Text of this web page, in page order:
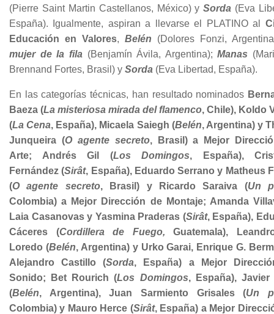
(Pierre Saint Martin Castellanos, México) ySorda (Eva
España). Igualmente, aspiran a llevarse el PLATINO al
Educación en Valores, Belén (Dolores Fonzi,
mujer de la fila (Benjamín Ávila, Argentina);Manas
Brennand Fortes, Brasil) y Sorda (Eva Libertad, España).
En las categorías técnicas, han resultado nominados
Baeza (La misteriosa mirada del flamenco, Chile), Koldo
(La Cena, España), Micaela Saiegh (Belén, Argentina) y
Junqueira (O agente secreto, Brasil) a Mejor
Arte; Andrés Gil (Los Domingos, España),
Fernández (Sirât, España), Eduardo Serrano y Matheus
(O agente secreto, Brasil) y Ricardo Saraiva (Un
Colombia) a Mejor Dirección de Montaje; Amanda
Laia Casanovas y Yasmina Praderas (Sirât, España),
Cáceres (Cordillera de Fuego, Guatemala),
Loredo (Belén, Argentina) y Urko Garai, Enrique G.
Alejandro Castillo (Sorda, España) a Mejor
Sonido; Bet Rourich (Los Domingos, España), Javier
(Belén, Argentina), Juan Sarmiento Grisales (Un
Colombia) y Mauro Herce (Sirât, España) a Mejor